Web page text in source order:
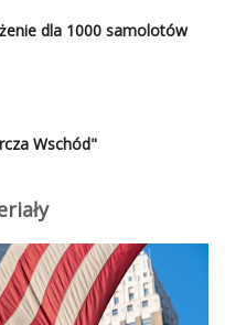
dla 1000 samolotów
Wschód"